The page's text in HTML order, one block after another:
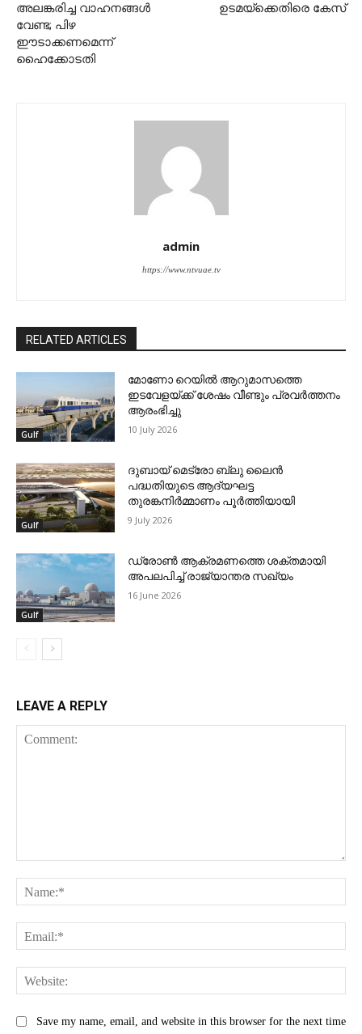
അലങ്കരിച്ച വാഹനങ്ങൾ
വേണ്ട; പിഴ
ഈടാക്കണമെന്ന്
ഹൈക്കോടതി
ഉടമയ്‌ക്കെതിരെ കേസ്
admin
https://www.ntvuae.tv
RELATED ARTICLES
Gulf
മോണോ റെയില്‍ ആറുമാസത്തെ
ഇടവേളയ്ക്ക് ശേഷം വീണ്ടും പ്രവര്‍ത്തനം
ആരംഭിച്ചു
10 July 2026
Gulf
ദുബായ് മെട്രോ ബ്ലു ലൈന്‍
പദ്ധതിയുടെ ആദ്യഘട്ട
തുരങ്കനിര്‍മ്മാണം പൂര്‍ത്തിയായി
9 July 2026
Gulf
ഡ്രോണ്‍ ആക്രമണത്തെ ശക്തമായി
അപലപിച്ച് രാജ്യാന്തര സഖ്യം
16 June 2026
LEAVE A REPLY
Save my name, email, and website in this browser for the next time